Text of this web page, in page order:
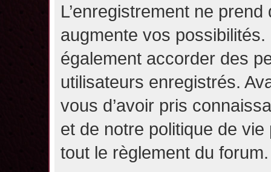
L’enregistrement ne
augmente vos possibilités.
également accorder des
utilisateurs enregistrés.
vous d’avoir pris
et de notre politique de
tout le règlement du forum.